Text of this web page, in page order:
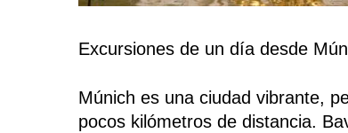
Excursiones de un día desde
Múnich es una ciudad vibrante,
pocos kilómetros de distancia.